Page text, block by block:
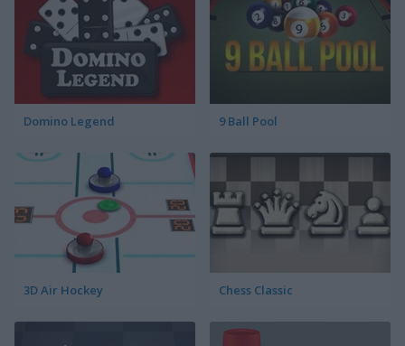
Domino Legend 9 Ball Pool
3D Air Hockey Chess Classic